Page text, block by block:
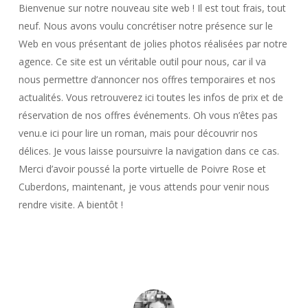
Bienvenue sur notre nouveau site web ! Il est tout frais, tout
neuf. Nous avons voulu concrétiser notre présence sur le
Web en vous présentant de jolies photos réalisées par notre
agence. Ce site est un véritable outil pour nous, car il va
nous permettre d’annoncer nos offres temporaires et nos
actualités. Vous retrouverez ici toutes les infos de prix et de
réservation de nos offres événements. Oh vous n’êtes pas
venu.e ici pour lire un roman, mais pour découvrir nos
délices. Je vous laisse poursuivre la navigation dans ce cas.
Merci d’avoir poussé la porte virtuelle de Poivre Rose et
Cuberdons, maintenant, je vous attends pour venir nous
rendre visite. A bientôt !